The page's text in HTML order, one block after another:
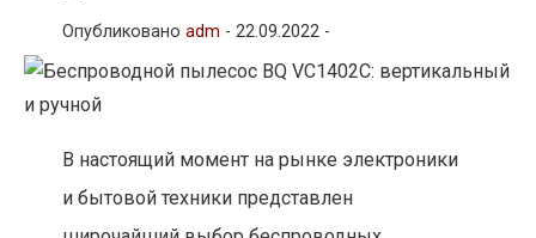
Опубликовано adm - 22.09.2022 -
В настоящий момент на рынке электроники
и бытовой техники представлен